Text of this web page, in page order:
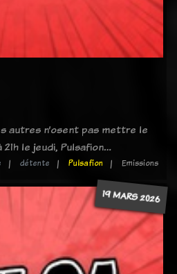
autres n’osent pas mettre le
le jeudi, Pulsafion…
détente Pulsafion Emissions
19 MARS 2026